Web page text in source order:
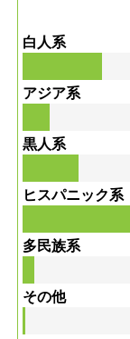
白人系
アジア系
黒人系
ヒスパニック系
多民族系
その他